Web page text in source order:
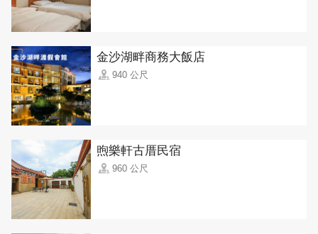
金沙湖畔商務大飯店
940 公尺
煦樂軒古厝民宿
960 公尺